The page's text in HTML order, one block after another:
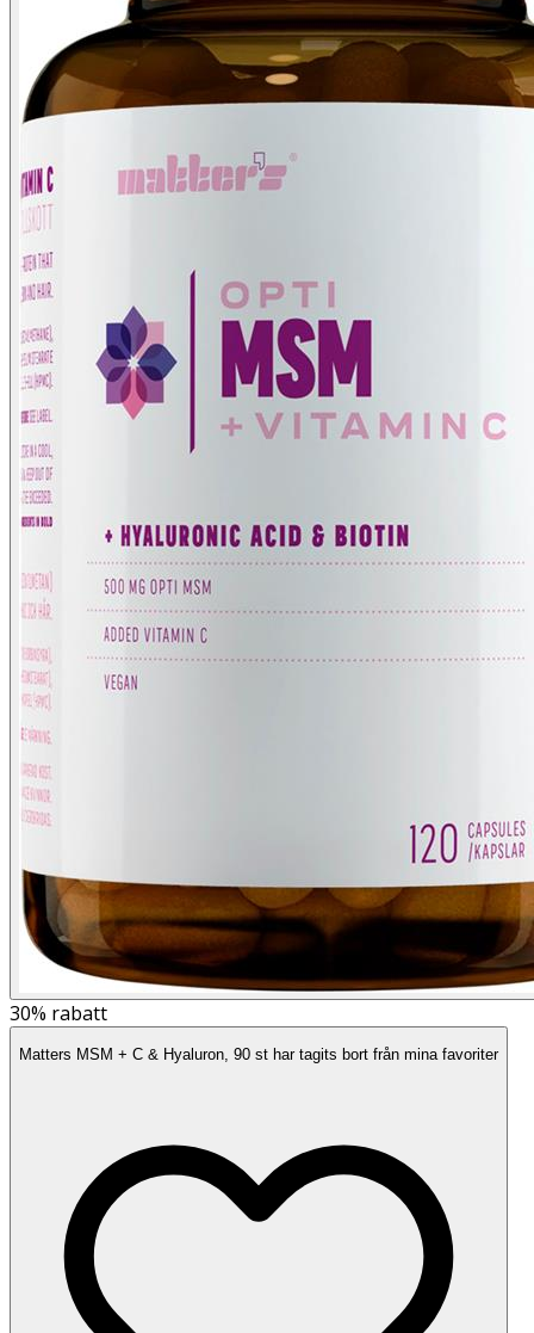
30% rabatt
Matters MSM + C & Hyaluron, 90 st har tagits bort från mina favoriter